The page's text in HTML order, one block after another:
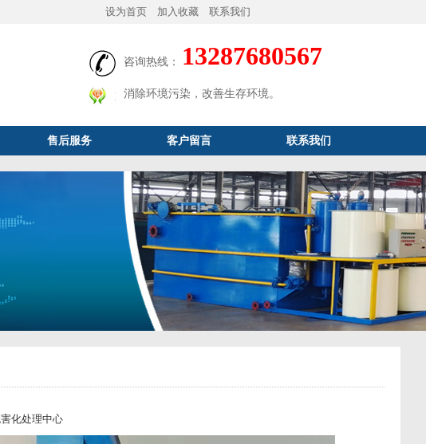
设为首页 加入收藏 联系我们
咨询热线： 13287680567
消除环境污染，改善生存环境。
售后服务 客户留言 联系我们
化处理中心